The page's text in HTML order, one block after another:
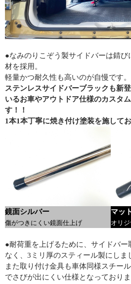
●なみのりこぞう製サイドバーは錆
材を採用。
軽量かつ耐久性も高いのが自慢です。
ステンレスサイドバーブラックも新
いるお車やアウトドア仕様のカスタ
す！！
1本1本丁寧に焼き付け塗装を施してお
鏡面シルバー
傷がつきにくい鏡面仕上げ
マッ
オリ
●耐荷重を上げるために、サイドバ
なく、3ミリ厚のスティール製にしま
また取り付け金具も車体同様スチー
でさびが出にくい仕様となっておりま